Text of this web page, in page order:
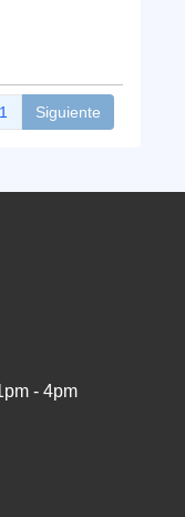
1 Siguiente
- 4pm